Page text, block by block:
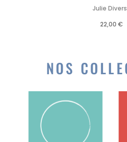
Julie
22,00 €
NOS